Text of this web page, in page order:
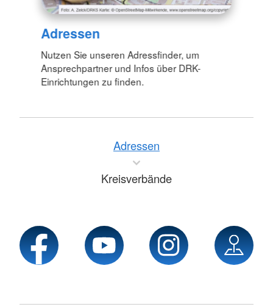
Adressen
Nutzen Sie unseren Adressfinder, um
Ansprechpartner und Infos über DRK-
Einrichtungen zu finden.
Adressen
Kreisverbände